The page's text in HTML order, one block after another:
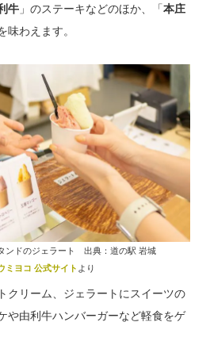
牛」のステーキなどのほか、「本庄
味わえます。
ンドのジェラート 出典：道の駅 岩城
ミヨコ 公式サイト より
クリーム、ジェラートにスイーツの
や由利牛ハンバーガーなど軽食をゲ